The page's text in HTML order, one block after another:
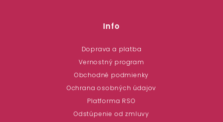
Info
Doprava a platba
Vernostný program
Obchodné podmienky
Ochrana osobných údajov
Platforma RSO
Odstúpenie od zmluvy